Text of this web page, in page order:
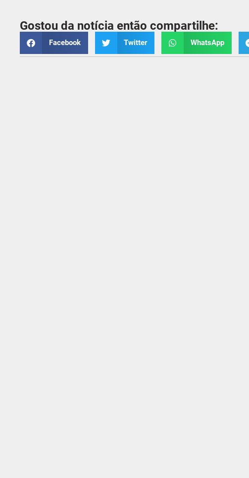
Gostou da notícia então compartilhe:
Facebook Twitter WhatsApp